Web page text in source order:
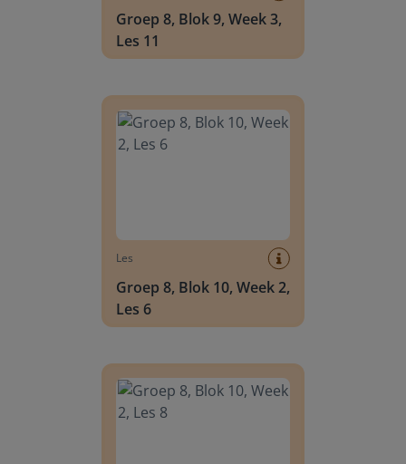
Groep 8, Blok 9, Week 3,
Les 11
Les
Groep 8, Blok 10, Week 2,
Les 6